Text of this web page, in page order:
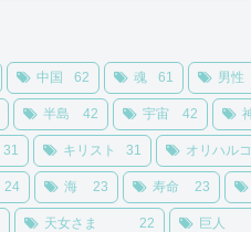
中国 62 魂 61 男性
半島 42 宇宙 42
31 キリスト 31 オリハル
24 海 23 寿命 23
天女さま 22 巨人